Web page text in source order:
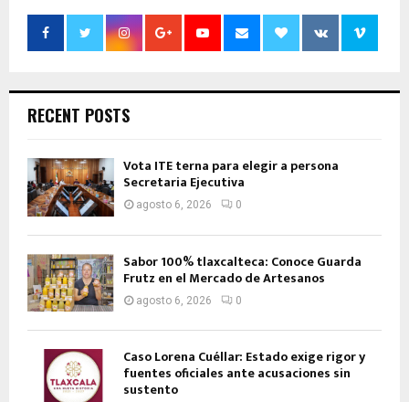
RECENT POSTS
Vota ITE terna para elegir a persona
Secretaria Ejecutiva
agosto 6, 2026 0
Sabor 100% tlaxcalteca: Conoce Guarda
Frutz en el Mercado de Artesanos
agosto 6, 2026 0
Caso Lorena Cuéllar: Estado exige rigor y
fuentes oficiales ante acusaciones sin
sustento